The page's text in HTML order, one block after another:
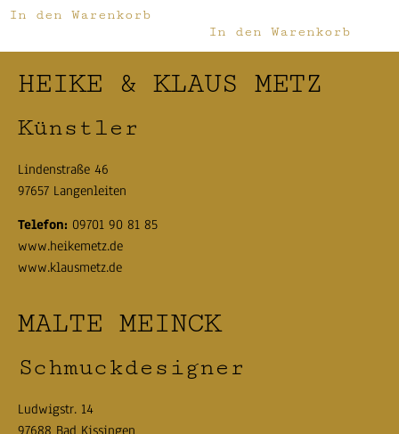
In den Warenkorb
In den Warenkorb
HEIKE & KLAUS METZ
Künstler
Lindenstraße 46
97657 Langenleiten
Telefon: 09701 90 81 85
www.heikemetz.de
www.klausmetz.de
MALTE MEINCK
Schmuckdesigner
Ludwigstr. 14
97688 Bad Kissingen